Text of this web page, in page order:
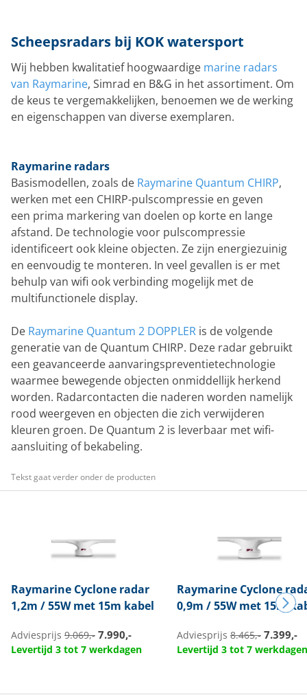
Scheepsradars bij KOK watersport
Wij hebben kwalitatief hoogwaardige marine radars
van Raymarine, Simrad en B&G in het assortiment. Om
de keus te vergemakkelijken, benoemen we de werking
en eigenschappen van diverse exemplaren.
Raymarine radars
Basismodellen, zoals de Raymarine Quantum CHIRP,
werken met een CHIRP-pulscompressie en geven
een prima markering van doelen op korte en lange
afstand. De technologie voor pulscompressie
identificeert ook kleine objecten. Ze zijn energiezuinig
en eenvoudig te monteren. In veel gevallen is er met
behulp van wifi ook verbinding mogelijk met de
multifunctionele display.
De Raymarine Quantum 2 DOPPLER is de volgende
generatie van de Quantum CHIRP. Deze radar gebruikt
een geavanceerde aanvaringspreventietechnologie
waarmee bewegende objecten onmiddellijk herkend
worden. Radarcontacten die naderen worden namelijk
rood weergeven en objecten die zich verwijderen
kleuren groen. De Quantum 2 is leverbaar met wifi-
aansluiting of bekabeling.
Tekst gaat verder onder de producten
Raymarine Cyclone radar
1,2m / 55W met 15m kabel
Adviesprijs 9.069,- 7.990,-
Levertijd 3 tot 7 werkdagen
Raymarine Cyclone
0,9m / 55W met 15m
Adviesprijs 8.465,- 7.399,-
Levertijd 3 tot 7 werkdagen